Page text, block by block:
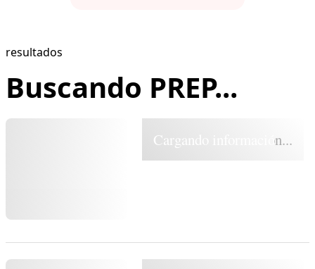
resultados
Buscando PREP...
Cargando información...